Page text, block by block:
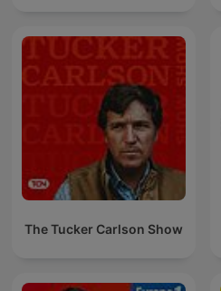
The Tucker Carlson Show